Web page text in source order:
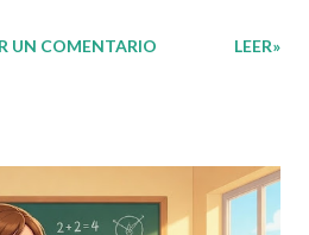
del segundo trimestre,
Son Estos Exámenes y Por Qué Son
segundo trimestre primaria abarcan
UN COMENTARIO LEER»